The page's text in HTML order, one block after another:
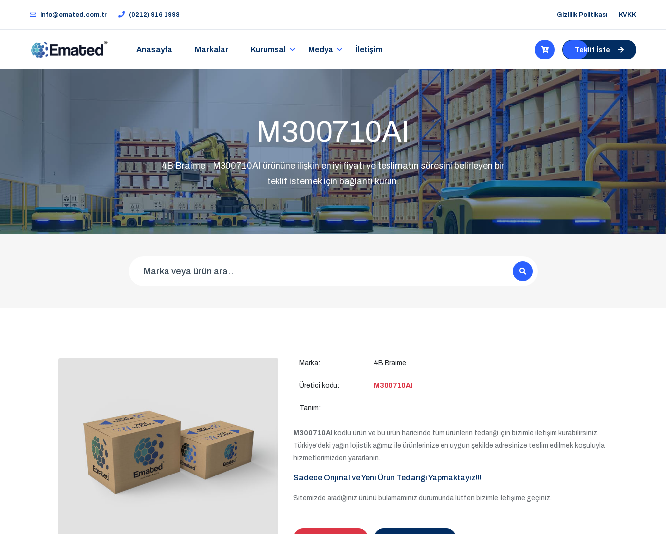
info@emated.com.tr (0212) 916 1998 Gizlilik Politikası KVKK
Anasayfa Markalar Kurumsal Medya İletişim Teklif İste
M300710AI
4B Braime - M300710AI ürününe ilişkin en iyi fiyatı ve teslimatın süresini belirleyen bir
teklif istemek için bağlantı kurun.
Marka: 4B Braime
Üretici kodu: M300710AI
Tanım:
M300710AI kodlu ürün ve bu ürün haricinde tüm ürünlerin tedariği için bizimle iletişim kurabilirsiniz.
Türkiye'deki yağın lojistik ağımız ile ürünlerinize en uygun şekilde adresinize teslim edilmek koşuluyla
hizmetlerimizden yararlanın.
Sadece Orijinal ve Yeni Ürün Tedariği Yapmaktayız!!!
Sitemizde aradığınız ürünü bulamamınız durumunda lütfen bizimle iletişime geçiniz.